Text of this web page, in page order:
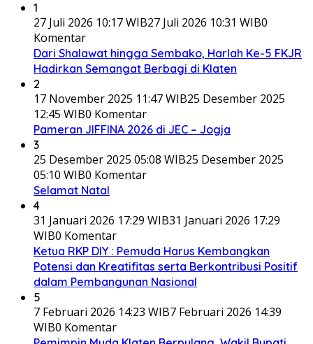
1
27 Juli 2026 10:17 WIB27 Juli 2026 10:31 WIB0
Komentar
Dari Shalawat hingga Sembako, Harlah Ke-5 FKJR
Hadirkan Semangat Berbagi di Klaten
2
17 November 2025 11:47 WIB25 Desember 2025
12:45 WIB0 Komentar
Pameran JIFFINA 2026 di JEC – Jogja
3
25 Desember 2025 05:08 WIB25 Desember 2025
05:10 WIB0 Komentar
Selamat Natal
4
31 Januari 2026 17:29 WIB31 Januari 2026 17:29
WIB0 Komentar
Ketua RKP DIY : Pemuda Harus Kembangkan
Potensi dan Kreatifitas serta Berkontribusi Positif
dalam Pembangunan Nasional
5
7 Februari 2026 14:23 WIB7 Februari 2026 14:39
WIB0 Komentar